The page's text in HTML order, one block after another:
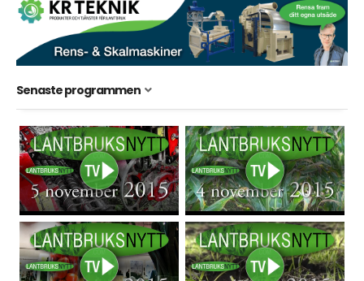
Senaste programmen